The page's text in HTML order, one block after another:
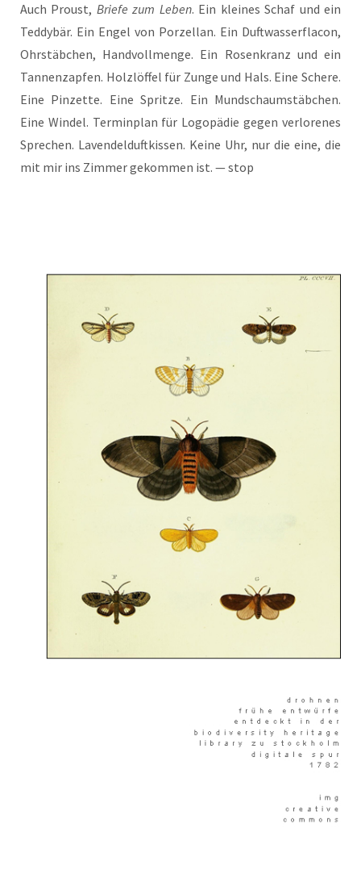
Auch Proust, Brie­fe zum Leben. Ein klei­nes Schaf und ein
Ted­dy­bär. Ein Engel von Por­zel­lan. Ein Duft­was­ser­fla­con,
Ohr­stäb­chen, Hand­voll­men­ge. Ein Rosen­kranz und ein
Tan­nen­zap­fen. Holz­löf­fel für Zun­ge und Hals. Eine Sche­re.
Eine Pin­zet­te. Eine Sprit­ze. Ein Mund­schaum­stäb­chen.
Eine Win­del. Ter­min­plan für Logo­pä­die gegen ver­lo­re­nes
Spre­chen. Laven­del­duft­kis­sen. Kei­ne Uhr, nur die eine, die
mit mir ins Zim­mer gekom­men ist. — stop